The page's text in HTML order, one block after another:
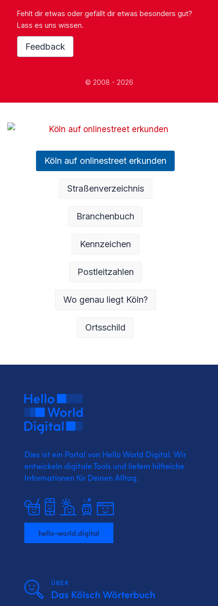
Fehlt dir etwas oder gefällt dir etwas besonders gut?
Lass es uns wissen.
Feedback
© 2008 - 2026
Köln auf onlinestreet erkunden
Straßenverzeichnis
Branchenbuch
Kennzeichen
Postleitzahlen
Wo genau liegt Köln?
Ortsschild
Dies ist ein Portal von Hello World Digital. Wir
entwickeln digitale Tools und liefern hilfreiche
Informationen für Deinen Alltag.
hello-world.digital
ÜBER
Das Kölsch Wörterbuch